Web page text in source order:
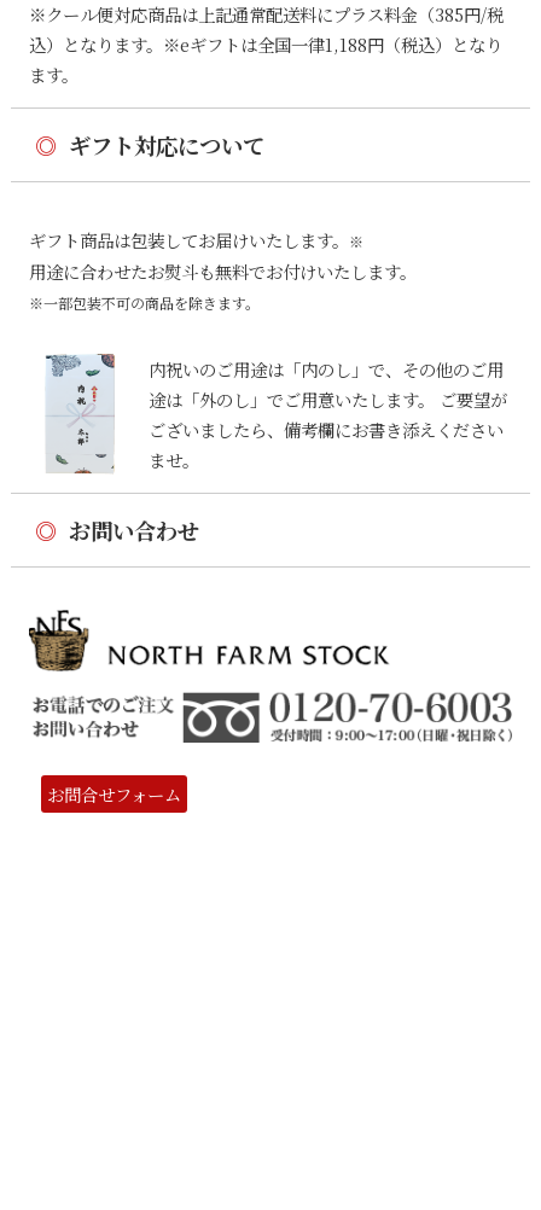
※クール便対応商品は上記通常配送料にプラス料金（385円/税
込）となります。※eギフトは全国一律1,188円（税込）となり
ます。
◎ ギフト対応について
ギフト商品は包装してお届けいたします。 ※
用途に合わせたお熨斗も無料でお付けいたします。
※一部包装不可の商品を除きます。
内祝いのご用途は「内のし」で、その他のご用
途は「外のし」でご用意いたします。 ご要望が
ございましたら、備考欄にお書き添えください
ませ。
◎ お問い合わせ
お問合せフォーム